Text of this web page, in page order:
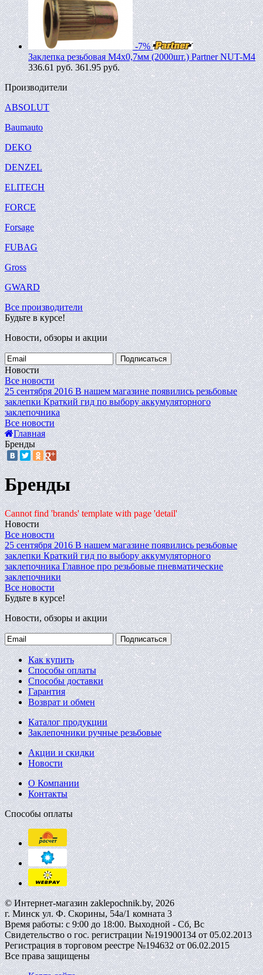
-7%
Заклепка резьбовая M4х0,7мм (2000шт.) Partner NUT-M4
336.61руб. 361.95 руб.
Производители
ABSOLUT
Baumauto
DEKO
DENZEL
ELITECH
FORCE
Forsage
FUBAG
Gross
GWARD
Все производители
Будьте в курсе!
Новости, обзоры и акции
Подписаться
Новости
Все новости
25 сентября 2016 В нашем магазине появились резьбовые
заклепки Краткий гид по выбору аккумуляторного
заклепочника
Все новости
Главная
Бренды
Бренды
Cannot find 'brands' template with page 'detail'
Новости
Все новости
25 сентября 2016 В нашем магазине появились резьбовые
заклепки Краткий гид по выбору аккумуляторного
заклепочника Главное про резьбовые пневматические
заклепочники
Все новости
Будьте в курсе!
Новости, обзоры и акции
Подписаться
Как купить
Способы оплаты
Способы доставки
Гарантия
Возврат и обмен
Каталог продукции
Заклепочники ручные резьбовые
Акции и скидки
Новости
О Компании
Контакты
Способы оплаты
© Интернет-магазин zaklepochnik.by, 2026
г. Минск ул. Ф. Скорины, 54а/1 комната 3
Время работы: с 9:00 до 18:00. Выходной - Сб, Вс
Свидетельство о гос. регистрации №191900134 от 05.02.2013
Регистрация в торговом реестре №194632 от 06.02.2015
Все права защищены